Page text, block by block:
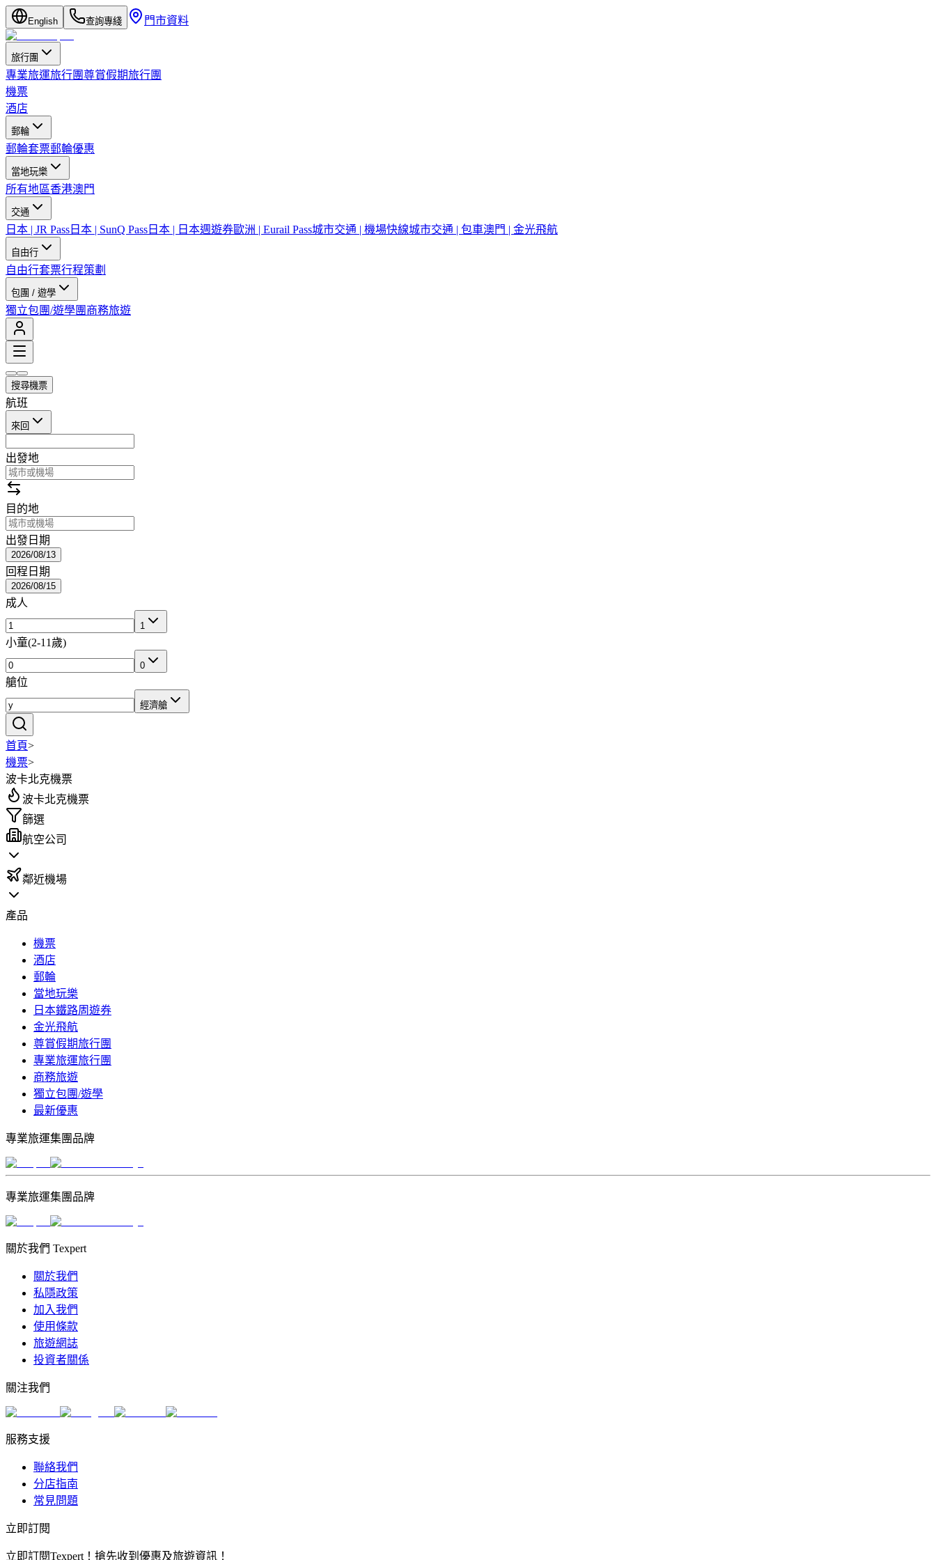
English 查詢專綫 門市資料
旅行團
專業旅運旅行團尊賞假期旅行團
機票
酒店
郵輪
郵輪套票郵輪優惠
當地玩樂
所有地區香港澳門
交通
日本 | JR Pass 日本 | SunQ Pass 日本 | 日本週遊券歐洲 | Eurail Pass城市交通 | 機場快線城市交通 | 包車澳門 | 金光飛航
自由行
自由行套票行程策劃
包團 / 遊學
獨立包團/遊學團 商務旅遊
搜尋機票
航班
來回
出發地
目的地
出發日期
2026/08/13
回程日期
2026/08/15
成人
1
小童(2-11歲)
0
艙位
經濟艙
首頁>
機票>
波卡北克機票
波卡北克機票
篩選
航空公司
鄰近機場
產品
機票
酒店
郵輪
當地玩樂
日本鐵路周遊券
金光飛航
尊賞假期旅行團
專業旅運旅行團
商務旅遊
獨立包團/遊學
最新優惠
專業旅運集團品牌
專業旅運集團品牌
關於我們 Texpert
關於我們
私隱政策
加入我們
使用條款
旅遊網誌
投資者關係
關注我們
服務支援
聯絡我們
分店指南
常見問題
立即訂閱
立即訂閱Texpert！搶先收到優惠及旅遊資訊！